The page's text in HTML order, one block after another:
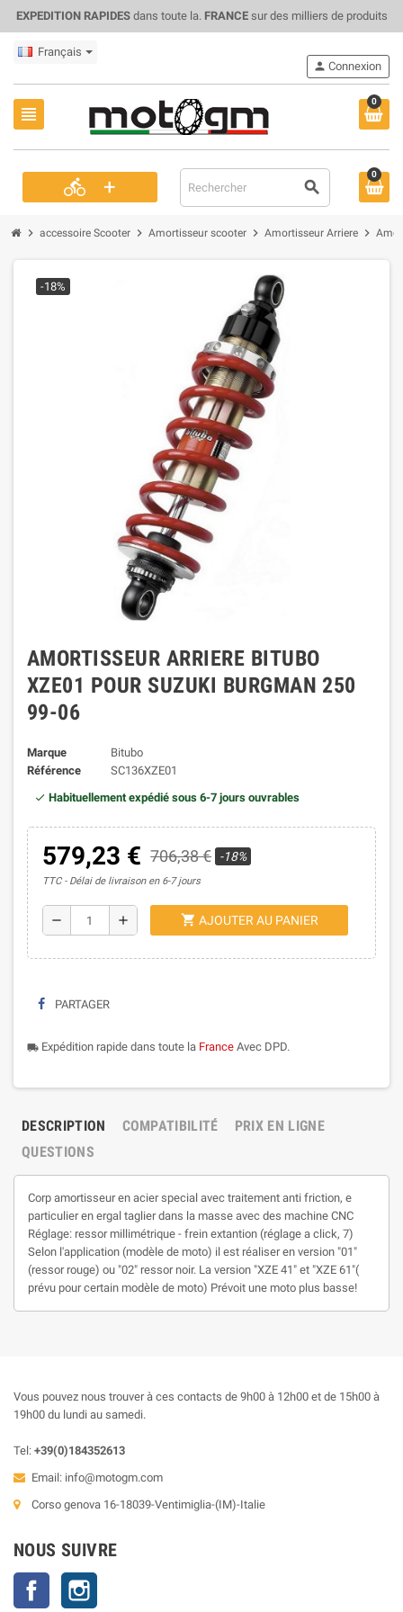
EXPEDITION RAPIDESdans toute la. FRANCEsur des milliers de produits
Français
view_headline
0
directions_bike + search
person Connexion
0
chevron_right accessoire Scooter chevron_right Amortisseur scooter chevron_right Amortisseur Arriere chevron_right
-18%
AMORTISSEUR ARRIERE BITUBO
XZE01 POUR SUZUKI BURGMAN 250
99-06
Marque
Bitubo
Référence
SC136XZE01
Habituellement expédié sous 6-7 jours ouvrables
579,23 € 706,38 € -18%
TTC Délai de livraison en 6-7 jours
remove add shopping_cart AJOUTER AU PANIER
PARTAGER
local_shipping Expédition rapide dans toute la France Avec DPD.
DESCRIPTION COMPATIBILITÉ
PRIX EN LIGNE
QUESTIONS
Corp amortisseur en acier special avec traitement anti friction, e
particulier en ergal taglier dans la masse avec des machine CNC
Réglage: ressor millimétrique - frein extantion (réglage a click, 7)
Selon l'application (modèle de moto) il est réaliser en version "01"
(ressor rouge) ou "02" ressor noir. La version "XZE 41" et "XZE 61"(
prévu pour certain modèle de moto) Prévoit une moto plus basse!
Vous pouvez nous trouver à ces contacts de 9h00 à 12h00 et de 15h00 à
19h00 du lundi au samedi.
Tel: +39(0)184352613
Email: info@motogm.com
Corso genova 16-18039-Ventimiglia-(IM)-Italie
NOUS SUIVRE
Facebook